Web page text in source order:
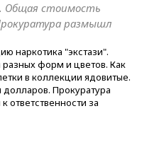
Общая стоимость
размышл
наркотика "экстази".
форм и цветов. Как
в коллекции ядовитые.
Прокуратура
за